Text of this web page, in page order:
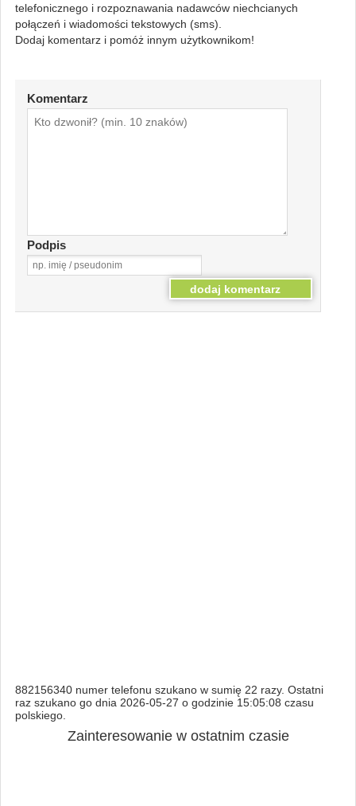
telefonicznego i rozpoznawania nadawców niechcianych
połączeń i wiadomości tekstowych (sms).
Dodaj komentarz i pomóż innym użytkownikom!
Komentarz
Podpis
882156340 numer telefonu szukano w sumię 22 razy. Ostatni
raz szukano go dnia 2026-05-27 o godzinie 15:05:08 czasu
polskiego.
Zainteresowanie w ostatnim czasie